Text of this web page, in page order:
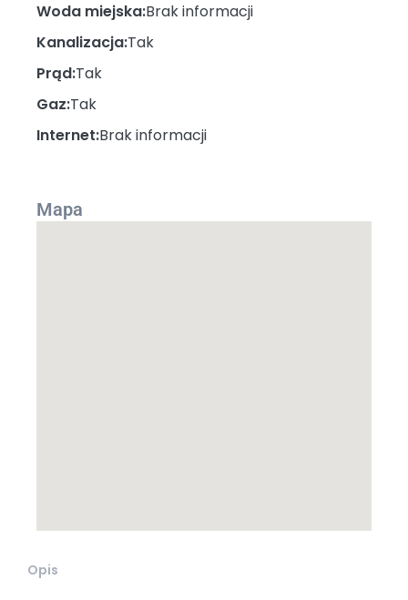
Woda miejska:Brak informacji
Kanalizacja:Tak
Prąd:Tak
Gaz:Tak
Internet:Brak informacji
Mapa
Opis